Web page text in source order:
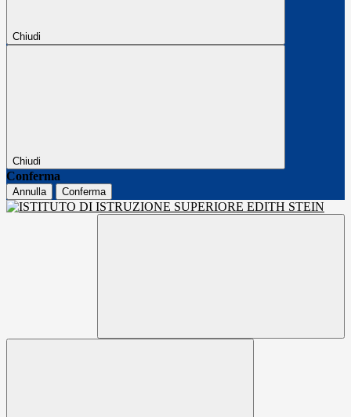
Chiudi
Chiudi
Conferma
Annulla Conferma